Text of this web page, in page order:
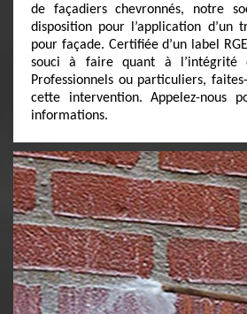
de façadiers chevronnés, notre
disposition pour l’application d’un
pour façade. Certifiée d’un label
souci à faire quant à l’intégrité
Professionnels ou particuliers,
cette intervention. Appelez-nous
informations.